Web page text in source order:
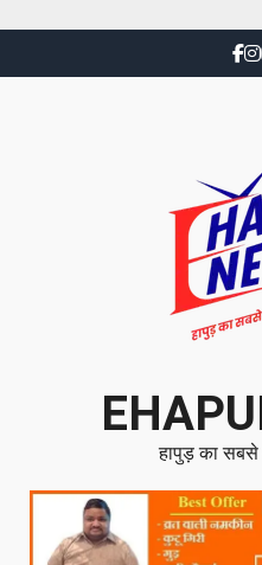
हापुड़ का सबसे